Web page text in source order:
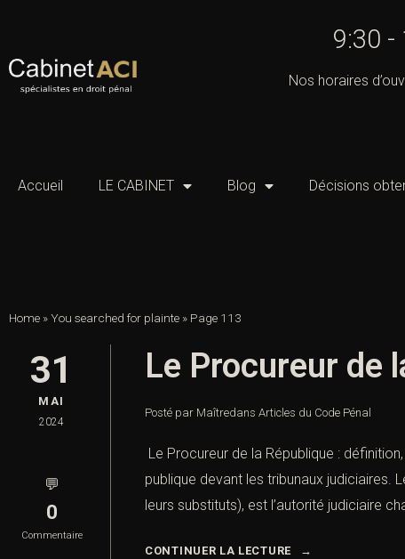
9:30 -
Nos horaires
Accueil LE CABINET Blog Décisions
Home »You searched for plainte » Page 113
31
MAI
2024
💬
0
Commentaire
Le Procureur de
Posté par Maîtredans Articles du Code Pénal
Le Procureur de la République :
publique devant les tribunaux judiciaires.
leurs substituts), est l’autorité judiciaire
CONTINUER LA LECTURE